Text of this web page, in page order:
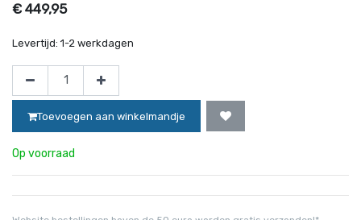
€ 449,95
Levertijd: 1-2 werkdagen
Toevoegen aan winkelmandje
Op voorraad